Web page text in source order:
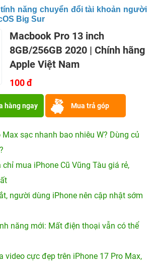
tính năng chuyển đổi tài khoản người
Big Sur
Macbook Pro 13 inch
8GB/256GB 2020 | Chính hãng
Apple Việt Nam
100 đ
hàng ngay Mua trả góp
Max sạc nhanh bao nhiêu W? Dùng củ
mua iPhone Cũ Vũng Tàu giá rẻ,
người dùng iPhone nên cập nhật sớm
năng mới: Mất điện thoại vẫn có thể
video cực đẹp trên iPhone 17 Pro Max,